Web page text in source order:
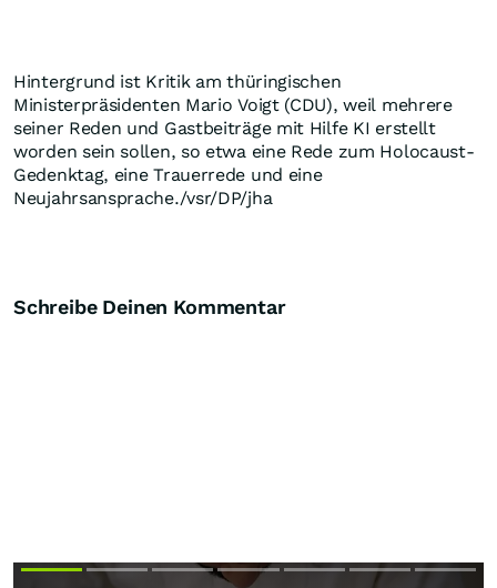
Hintergrund ist Kritik am thüringischen
Ministerpräsidenten Mario Voigt (CDU), weil mehrere
seiner Reden und Gastbeiträge mit Hilfe KI erstellt
worden sein sollen, so etwa eine Rede zum Holocaust-
Gedenktag, eine Trauerrede und eine
Neujahrsansprache./vsr/DP/jha
Schreibe Deinen Kommentar